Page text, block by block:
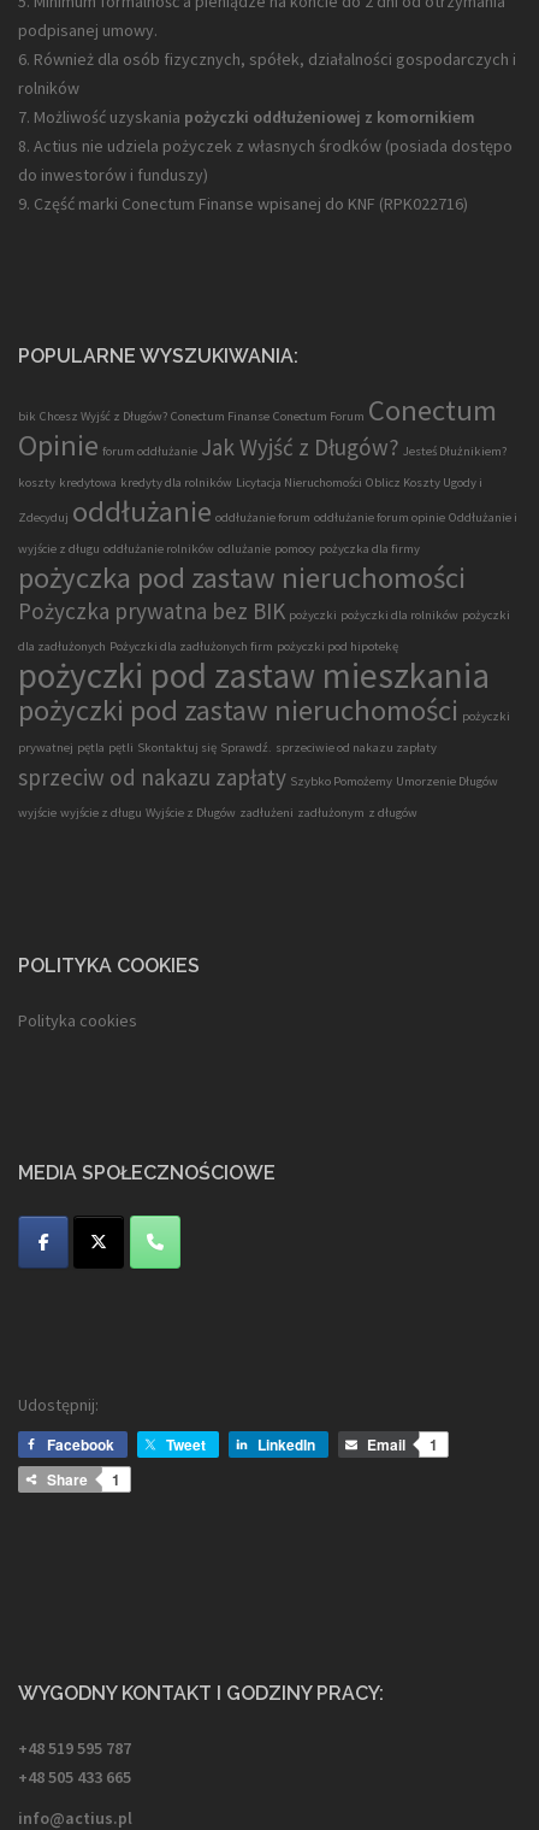
podpisanej umowy.
6. Również dla osób fizycznych, spółek, działalności gospodarczych i
rolników
7. Możliwość uzyskania pożyczki oddłużeniowej z komornikiem
8. Actius nie udziela pożyczek z własnych środków (posiada dostępo
do inwestorów i funduszy)
9. Część marki Conectum Finanse wpisanej do KNF (RPK022716)
POPULARNE WYSZUKIWANIA:
bik Chcesz Wyjść z Długów? Conectum Finanse Conectum Forum Conectum
Opinie forum oddłużanie Jak Wyjść z Długów? Jesteś Dłużnikiem?
koszty kredytowa kredyty dla rolników Licytacja Nieruchomości Oblicz Koszty Ugody i
Zdecyduj oddłużanie oddłużanie forum oddłużanie forum opinie Oddłużanie i
wyjście z długu oddłużanie rolników odlużanie pomocy pożyczka dla firmy
pożyczka pod zastaw nieruchomości
Pożyczka prywatna bez BIK pożyczki pożyczki dla rolników pożyczki
dla zadłużonych Pożyczki dla zadłużonych firm pożyczki pod hipotekę
pożyczki pod zastaw mieszkania
pożyczki pod zastaw nieruchomości pożyczki
prywatnej pętla pętli Skontaktuj się Sprawdź. sprzeciwie od nakazu zapłaty
sprzeciw od nakazu zapłaty Szybko Pomożemy Umorzenie Długów
wyjście wyjście z długu Wyjście z Długów zadłużeni zadłużonym z długów
POLITYKA COOKIES
Polityka cookies
MEDIA SPOŁECZNOŚCIOWE
Udostępnij:
Facebook
Tweet LinkedIn Email
1
Share
1
WYGODNY KONTAKT I GODZINY PRACY:
+48 519 595 787
+48 505 433 665
info@actius.pl